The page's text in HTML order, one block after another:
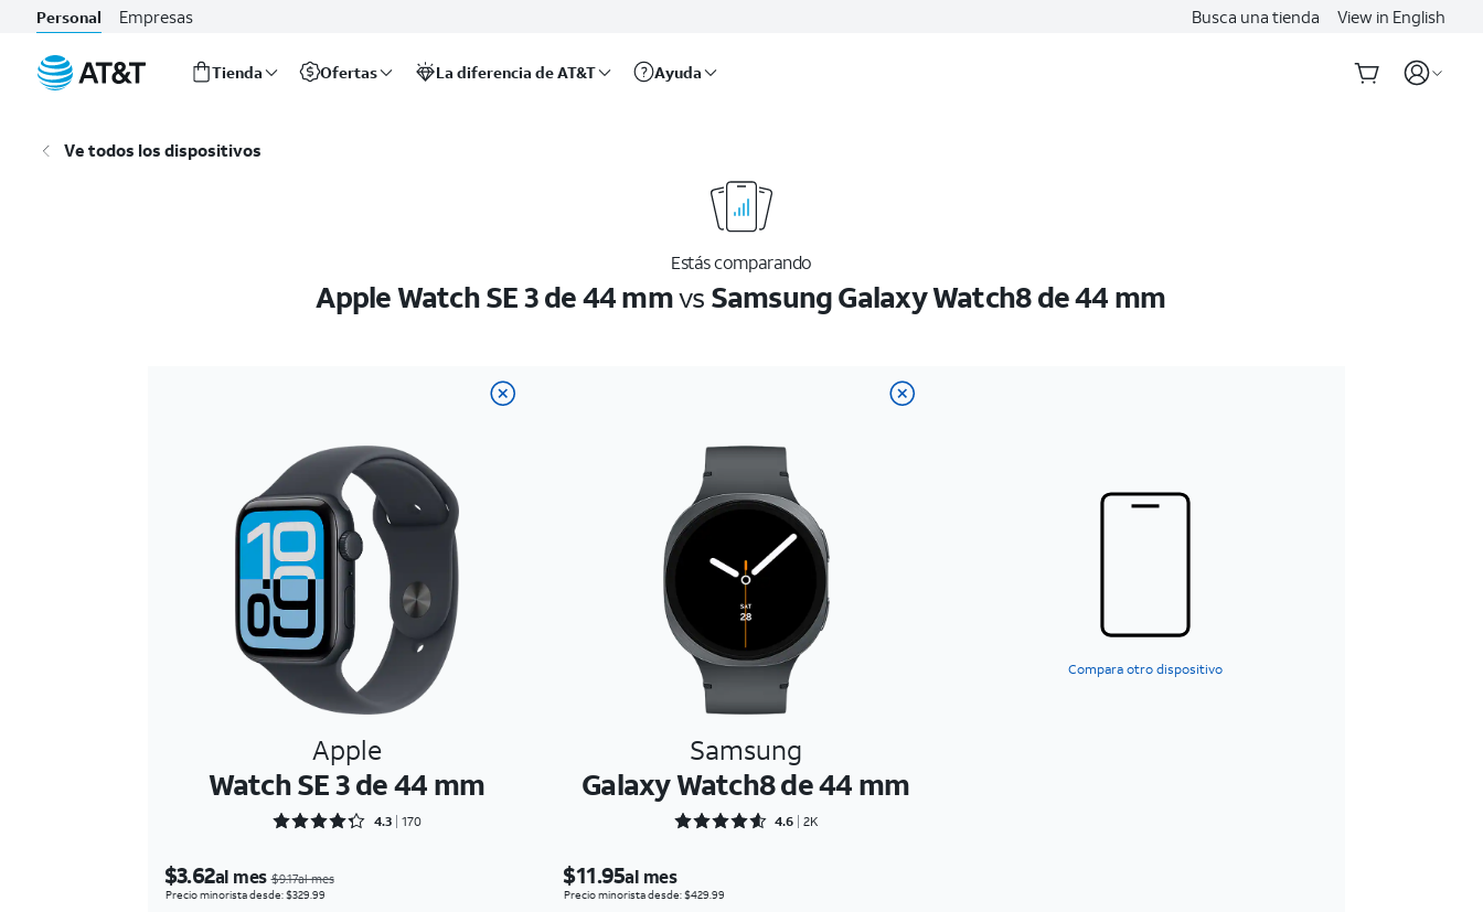
Personal Empresas Busca una tienda View in English
Tienda Ofertas La diferencia de AT&T Ayuda
Ve todos los dispositivos
Estás comparando
Apple Watch SE 3 de 44 mmvs Samsung Galaxy Watch8 de 44 mm
Compara otro dispositivo
Apple
Watch SE 3 de 44 mm
Samsung
Galaxy Watch8 de 44 mm
Rated 4.3059 out of 5
4.3 170 Rated 4.6394 out of 5
4.6 2K
$3.62al mes$9.17al mes
Precio minorista desde: $329.99
$11.95al mes
Precio minorista desde: $429.99